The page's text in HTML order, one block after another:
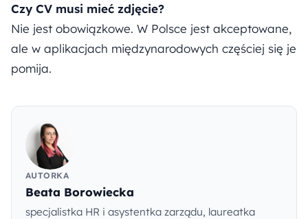
Czy CV musi mieć zdjęcie?
Nie jest obowiązkowe. W Polsce jest akceptowane,
ale w aplikacjach międzynarodowych częściej się je
pomija.
AUTORKA
Beata Borowiecka
specjalistka HR i asystentka zarządu, laureatka